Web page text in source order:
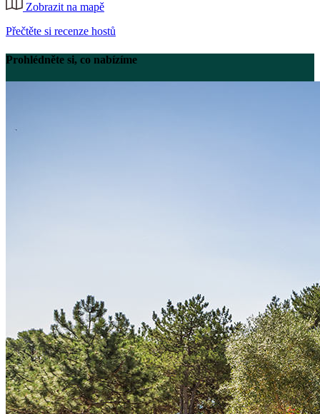
Zobrazit na mapě
Přečtěte si recenze hostů
Prohlédněte si, co nabízíme